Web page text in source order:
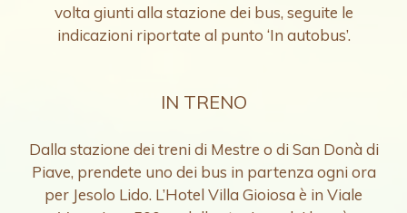
volta giunti alla stazione dei bus, seguite le
indicazioni riportate al punto ‘In autobus’.
IN TRENO
Dalla stazione dei treni di Mestre o di San Donà di
Piave, prendete uno dei bus in partenza ogni ora
per Jesolo Lido. L’Hotel Villa Gioiosa è in Viale